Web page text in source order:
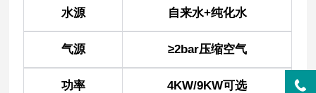
水源 自来水+纯化水
气源 ≥2bar压缩空气
功率 4KW/9KW可选